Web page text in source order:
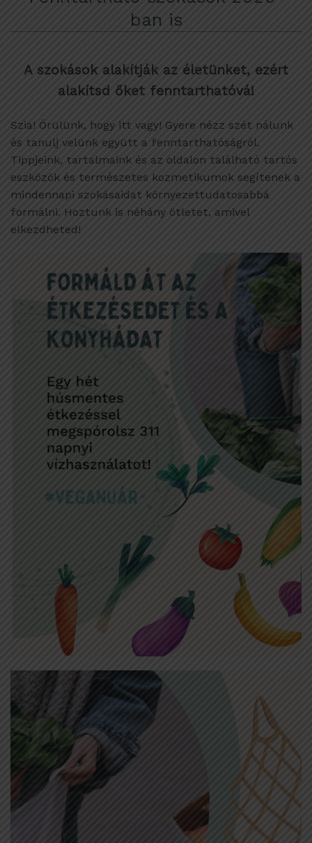
ban is
A szokások alakítják az életünket, ezért
alakítsd őket fenntarthatóvá!
Szia! Örülünk, hogy itt vagy! Gyere nézz szét nálunk
és tanulj velünk együtt a fenntarthatóságról.
Tippjeink, tartalmaink és az oldalon található tartós
eszközök és természetes kozmetikumok segítenek a
mindennapi szokásaidat környezettudatosabbá
formálni. Hoztunk is néhány ötletet, amivel
elkezdheted!